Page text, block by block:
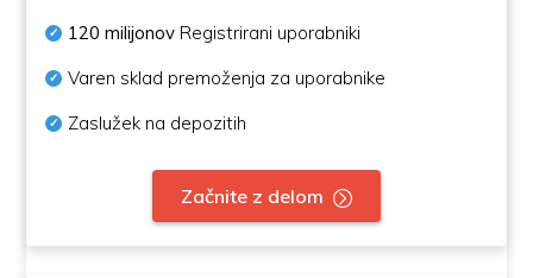
120 milijonov Registrirani uporabniki
Varen sklad premoženja za uporabnike
Zaslužek na depozitih
Začnite z delom